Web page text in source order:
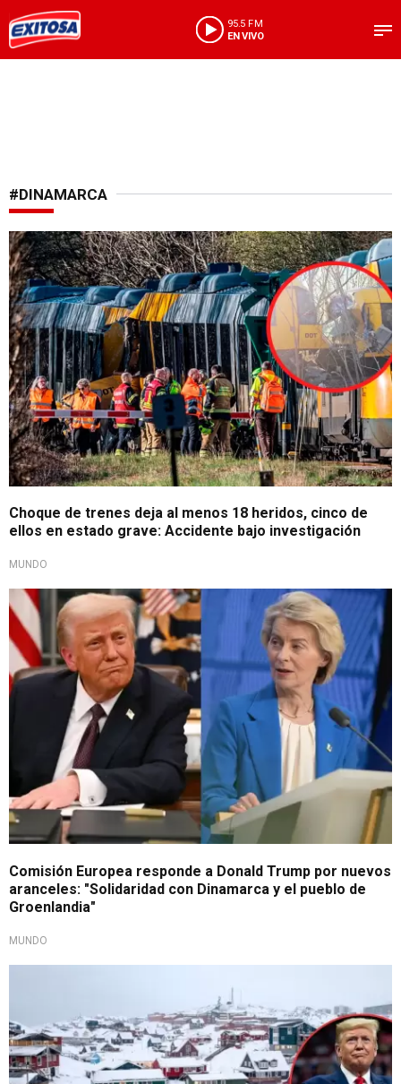
95.5 FM
EN VIVO
#DINAMARCA
Incidente ferroviario
Choque de trenes deja al menos 18 heridos, cinco de
ellos en estado grave: Accidente bajo investigación
MUNDO
Aumenta la crisis
Comisión Europea responde a Donald Trump por nuevos
aranceles: "Solidaridad con Dinamarca y el pueblo de
Groenlandia"
MUNDO